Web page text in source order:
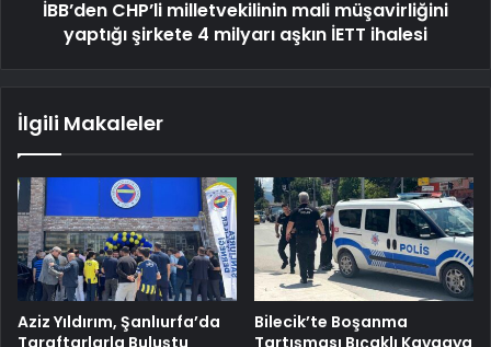
İBB’den CHP’li milletvekilinin mali müşavirliğini
yaptığı şirkete 4 milyarı aşkın İETT ihalesi
İlgili Makaleler
Aziz Yıldırım, Şanlıurfa’da
Taraftarlarla Buluştu
Bilecik’te Boşanma
Tartışması Bıçaklı Kavgaya